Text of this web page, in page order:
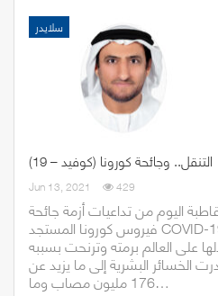
سلايدر
التنقل.. وجائحة كورونا (كوفيد – 19)
Jun 13, 2021 429
اليوم من تداعيات أزمة جائحة
فيروس كورونا المستجد COVID-19وما خلفه من أزمات
على العالم برمته وترنحت بسببه
الخسائر البشرية إلى ما يزيد عن
176 مليون مصاب وما…